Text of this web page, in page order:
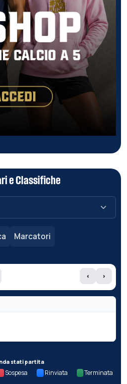
e Classifiche
Marcatori
‹ ›
stati partita
Sospesa Rinviata Terminata